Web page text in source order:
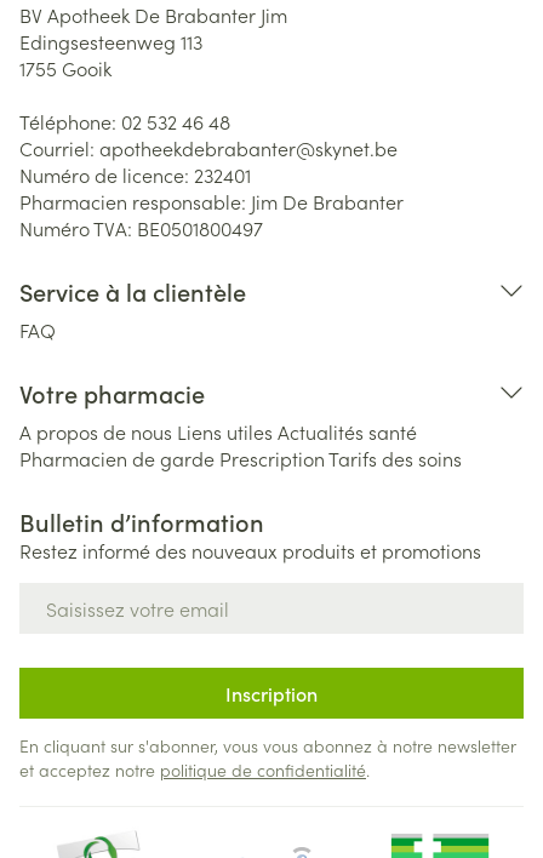
BV Apotheek De Brabanter Jim
Edingsesteenweg 113
1755 Gooik
Téléphone: 02 532 46 48
Courriel: apotheekdebrabanter@skynet.be
Numéro de licence: 232401
Pharmacien responsable: Jim De Brabanter
Numéro TVA: BE0501800497
Service à la clientèle
FAQ
Votre pharmacie
A propos de nous Liens utiles Actualités santé
Pharmacien de garde PrescriptionTarifs des soins
Bulletin d’information
Restez informé des nouveaux produits et promotions
Inscription
En cliquant sur s'abonner, vous vous abonnez à notre newsletter
et acceptez notre politique de confidentialité.